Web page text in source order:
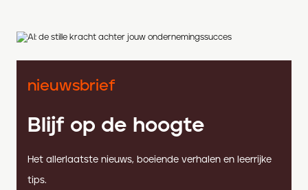
nieuwsbrief
Blijf op de hoogte
Het allerlaatste nieuws, boeiende verhalen en leerrijke
tips.